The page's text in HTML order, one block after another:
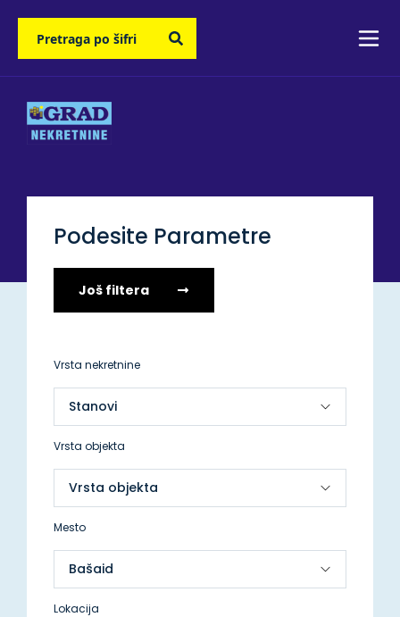
Podesite Parametre
Još filtera
Vrsta nekretnine
Vrsta objekta
Mesto
Lokacija